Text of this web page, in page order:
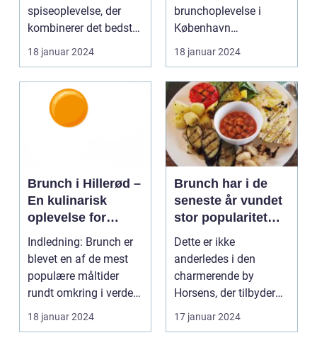
spiseoplevelse, der
kombinerer det bedste
fra morgenmad og
frokos...
18 januar 2024
brunchoplevelse i
København
Introduktion til brunch i
Køb...
18 januar 2024
Brunch i Hillerød –
En kulinarisk
oplevelse for
eventyrrejsende
og backpackere
Indledning: Brunch er
blevet en af de mest
populære måltider
rundt omkring i verden,
og Hillerød er ...
18 januar 2024
Brunch har i de
seneste år vundet
stor popularitet
blandt
madentusiaster og
dem, der elsker at
kombinere de
lækreste
morgenmadslækk
erier med
Dette er ikke
anderledes i den
charmerende by
Horsens, der tilbyder
en række steder, hvor
man kan ny...
17 januar 2024